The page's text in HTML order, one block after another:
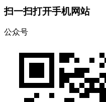
扫一扫打开手机网站
公众号